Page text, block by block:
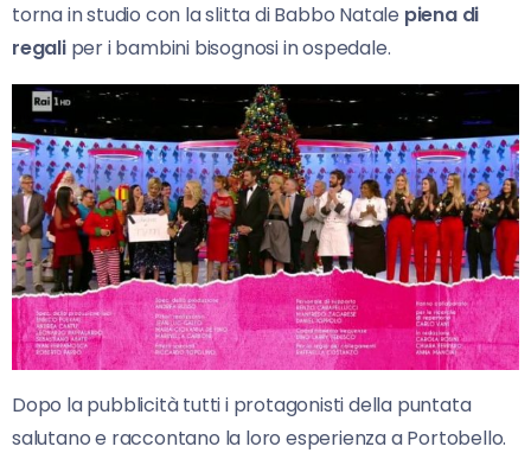
torna in studio con la slitta di Babbo Natale piena di
regaliper i bambini bisognosi in ospedale.
Dopo la pubblicità tutti i protagonisti della puntata
salutano e raccontano la loro esperienza a Portobello.